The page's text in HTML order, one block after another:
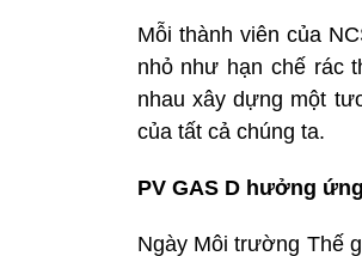
Mỗi thành viên của
nhỏ như hạn chế rác
nhau xây dựng một
của tất cả chúng ta.
PV GAS D hưởng
Ngày Môi trường Thế